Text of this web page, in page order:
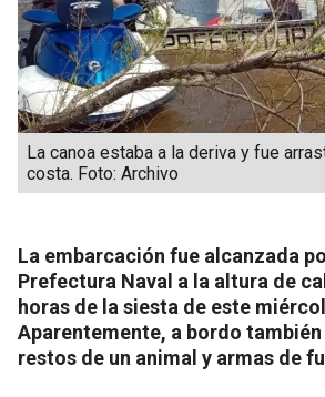
La canoa estaba a la deriva y fue
costa. Foto: Archivo
La embarcación fue alcanzada
Prefectura Naval a la altura de
horas de la siesta de este
Aparentemente, a bordo
restos de un animal y armas de